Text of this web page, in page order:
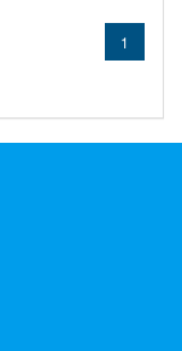
1